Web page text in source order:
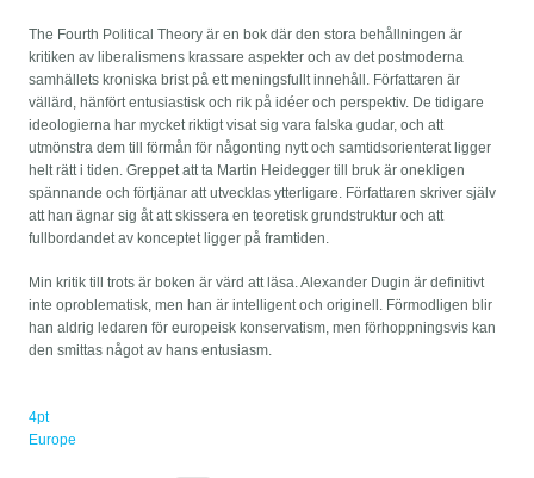
The Fourth Political Theory är en bok där den stora behållningen är
kritiken av liberalismens krassare aspekter och av det postmoderna
samhällets kroniska brist på ett meningsfullt innehåll. Författaren är
vällärd, hänfört entusiastisk och rik på idéer och perspektiv. De tidigare
ideologierna har mycket riktigt visat sig vara falska gudar, och att
utmönstra dem till förmån för någonting nytt och samtidsorienterat ligger
helt rätt i tiden. Greppet att ta Martin Heidegger till bruk är onekligen
spännande och förtjänar att utvecklas ytterligare. Författaren skriver själv
att han ägnar sig åt att skissera en teoretisk grundstruktur och att
fullbordandet av konceptet ligger på framtiden.
Min kritik till trots är boken är värd att läsa. Alexander Dugin är definitivt
inte oproblematisk, men han är intelligent och originell. Förmodligen blir
han aldrig ledaren för europeisk konservatism, men förhoppningsvis kan
den smittas något av hans entusiasm.
4pt
Europe